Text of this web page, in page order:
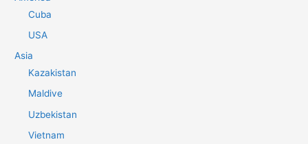
Cuba
USA
Asia
Kazakistan
Maldive
Uzbekistan
Vietnam